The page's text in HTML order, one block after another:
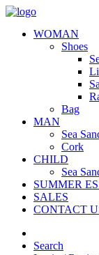
WOMAN
Shoes
Bag
MAN
Sea
Cork
CHILD
Sea
SUMMER
SALES
CONTACT
Search